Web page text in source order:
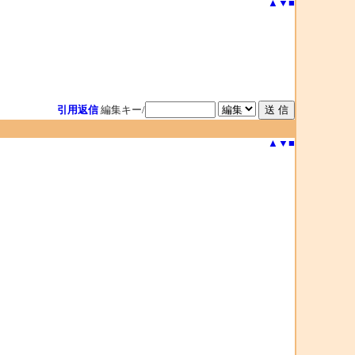
▲ ▼ ■
引用返信 編集キー/
▲ ▼ ■